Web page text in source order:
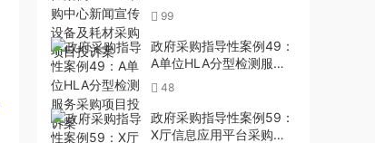
及耗材采购项目投诉案
99
政府采购指导性案例49：
A单位HLA分型检测服务
采购项目投诉案
48
政府采购指导性案例59：
X厅信息应用平台采购项